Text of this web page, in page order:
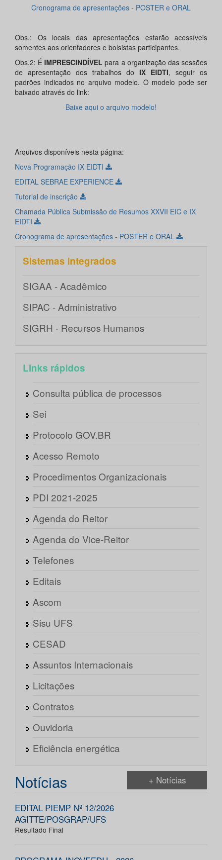
Cronograma de apresentações - POSTER e ORAL
Obs.: Os locais das apresentações estarão acessíveis
somentes aos orientadores e bolsistas participantes.
Obs.2: É IMPRESCINDÍVEL para a organização das sessões
de apresentação dos trabalhos do IX EIDTI, seguir os
padrões indicados no arquivo modelo. O modelo pode ser
baixado através do link:
Baixe aqui o arquivo modelo!
Arquivos disponíveis nesta página:
Nova Programação IX EIDTI
EDITAL SEBRAE EXPERIENCE
Tutorial de inscrição
Chamada Pública Submissão de Resumos XXVII EIC e IX
EIDTI
Cronograma de apresentações - POSTER e ORAL
Sistemas integrados
SIGAA - Acadêmico
SIPAC - Administrativo
SIGRH - Recursos Humanos
Links rápidos
Consulta pública de processos
Sei
Protocolo GOV.BR
Acesso Remoto
Procedimentos Organizacionais
PDI 2021-2025
Agenda do Reitor
Agenda do Vice-Reitor
Telefones
Editais
Ascom
Sisu UFS
CESAD
Assuntos Internacionais
Licitações
Contratos
Ouvidoria
Eficiência energética
Notícias + Notícias
EDITAL PIEMP Nº 12/2026
AGITTE/POSGRAP/UFS
Resultado Final